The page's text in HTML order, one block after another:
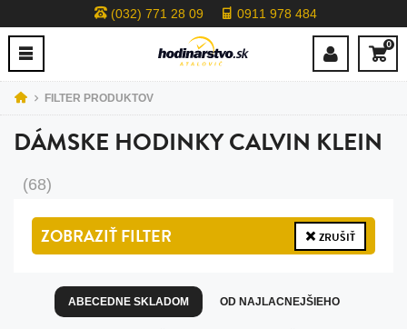
(032) 771 28 09 0911 978 484
0
FILTER PRODUKTOV
DÁMSKE HODINKY CALVIN KLEIN
(68)
ZOBRAZIŤFILTER ZRUŠIŤ
ABECEDNE SKLADOM OD NAJLACNEJŠIEHO